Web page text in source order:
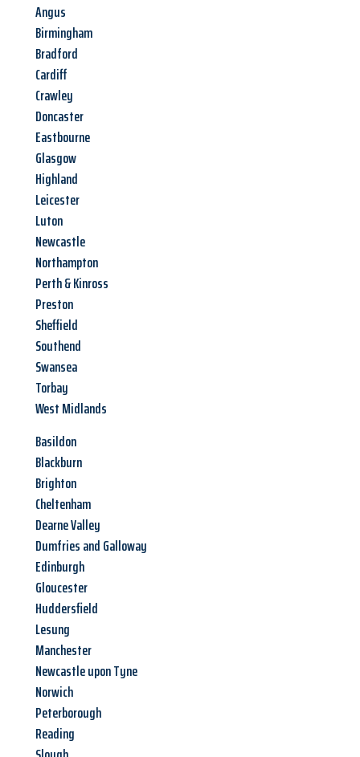
Angus
Birmingham
Bradford
Cardiff
Crawley
Doncaster
Eastbourne
Glasgow
Highland
Leicester
Luton
Newcastle
Northampton
Perth & Kinross
Preston
Sheffield
Southend
Swansea
Torbay
West Midlands
Basildon
Blackburn
Brighton
Cheltenham
Dearne Valley
Dumfries and Galloway
Edinburgh
Gloucester
Huddersfield
Lesung
Manchester
Newcastle upon Tyne
Norwich
Peterborough
Reading